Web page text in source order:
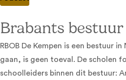
Brabants
RBOB De Kempen is een bestuur
gaan, is geen toeval. De scholen
schoolleiders binnen dit bestuur: